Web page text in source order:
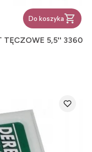
Do koszyka
TĘCZOWE 5,5'' 3360